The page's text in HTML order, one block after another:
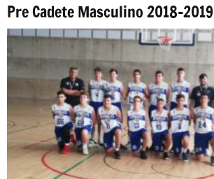
Pre Cadete Masculino 2018-2019